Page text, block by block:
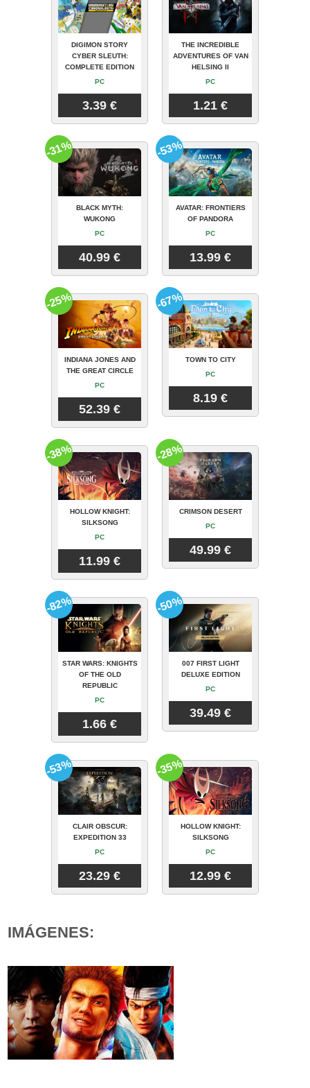
DIGIMON STORY
CYBER SLEUTH:
COMPLETE EDITION
PC
3.39 €
THE INCREDIBLE
ADVENTURES OF VAN
HELSING II
PC
1.21 €
BLACK MYTH:
WUKONG
PC
40.99 €
-31%
AVATAR: FRONTIERS
OF PANDORA
PC
13.99 €
-53%
INDIANA JONES AND
THE GREAT CIRCLE
PC
52.39 €
-25%
TOWN TO CITY
PC
8.19 €
-67%
HOLLOW KNIGHT:
SILKSONG
PC
11.99 €
-38%
CRIMSON DESERT
PC
49.99 €
-28%
STAR WARS: KNIGHTS
OF THE OLD
REPUBLIC
PC
1.66 €
-82%
007 FIRST LIGHT
DELUXE EDITION
PC
39.49 €
-50%
CLAIR OBSCUR:
EXPEDITION 33
PC
23.29 €
-53%
HOLLOW KNIGHT:
SILKSONG
PC
12.99 €
-35%
IMÁGENES: